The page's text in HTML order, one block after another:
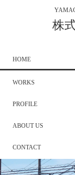
株
HOME
WORKS
PROFILE
ABOUT US
CONTACT